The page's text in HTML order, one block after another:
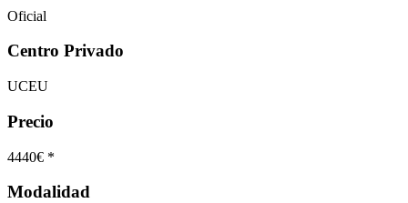
Oficial
Centro Privado
UCEU
Precio
4440€ *
Modalidad